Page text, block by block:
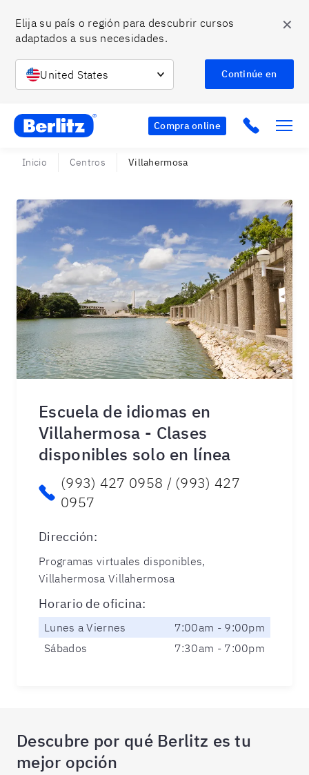
Elija su país o región para descubrir cursos
adaptados a sus necesidades.
United States Continúe en
✕
Berlitz MX Compra online Click to
Inicio Centros Villahermosa
Escuela de idiomas en
Villahermosa - Clases
disponibles solo en línea
(993) 427 0958 / (993) 427
0957
Dirección:
Programas virtuales disponibles,
Villahermosa Villahermosa
Horario de oficina:
Lunes a Viernes
7:00am - 9:00pm
Sábados
7:30am - 7:00pm
Descubre por qué Berlitz es tu
mejor opción